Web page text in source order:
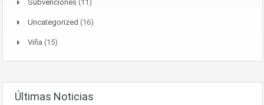
Subvenciones (11)
Uncategorized (16)
Viña (15)
Últimas Noticias